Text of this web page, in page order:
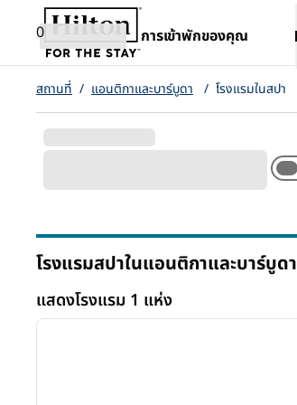
ข้ามไปที่เนื้อหา
0
การเข้าพักของคุณ
เปิดแท็บใหม่
สถานที่ / แอนติกาและบาร์บูดา / โรงแรมในสปา
โรงแรมสปาในแอนติกาและบาร์บูดา
แสดงโรงแรม 1 แห่ง
แสดงโรงแรม 1 แห่ง
1 จาก 4